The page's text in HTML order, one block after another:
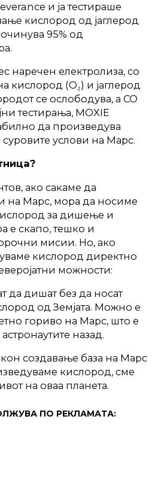
и ја тестираше
кислород од јаглерод
95% од
наречен електролиза, со
кислород (O₂) и јаглерод
се ослободува, а CO
тестирања, MOXIE
да произведува
услови на Марс.
ако сакаме да
на Марс, мора да носиме
за дишење и
е скапо, тешко и
мисии. Но, ако
кислород директно
можности:
да дишат без да носат
од Земјата. Можно е
гориво на Марс, што е
назад.
создавање база на Марс
кислород, сме
на оваа планета.
ПО РЕКЛАМАТА: